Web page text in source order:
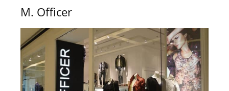
M. Officer